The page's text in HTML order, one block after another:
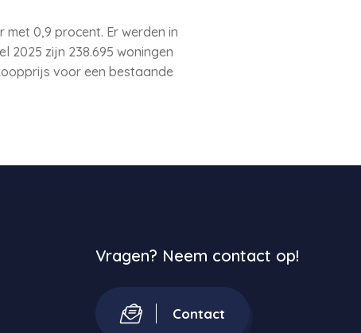
0,9 procent. Er werden in
2025 zijn 238.695 woningen
voor een bestaande
Vragen? Neem contact op!
Contact